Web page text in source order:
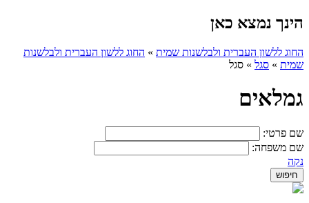
הינך נמצא כאן
החוג ללשון העברית ולבלשנות שמית » החוג ללשון העברית ולבלשנות
שמית » סגל » סגל
גמלאים
שם פרטי:
שם משפחה:
נקה